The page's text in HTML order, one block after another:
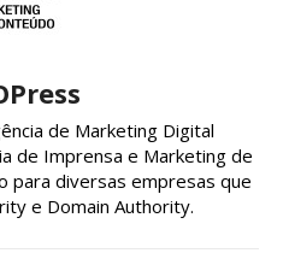
de Marketing Digital
de Imprensa e Marketing de
para diversas empresas que
e Domain Authority.